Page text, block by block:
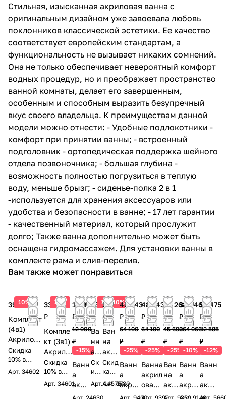
Стильная, изысканная акриловая ванна с
оригинальным дизайном уже завоевала любовь
поклонников классической эстетики. Ее качество
соответствует европейским стандартам, а
функциональность не вызывает никаких сомнений.
Она не только обеспечивает невероятный комфорт
водных процедур, но и преображает пространство
ванной комнаты, делает его завершенным,
особенным и способным выразить безупречный
вкус своего владельца. К преимуществам данной
модели можно отнести: - Удобные подлокотники -
комфорт при принятии ванны; - встроенный
подголовник - ортопедическая поддержка шейного
отдела позвоночника; - большая глубина -
возможность полностью погрузиться в теплую
воду, меньше брызг; - сиденье-полка 2 в 1
-используется для хранения аксессуаров или
удобства и безопасности в ванне; - 17 лет гарантии
- качественный материал, который прослужит
долго; Также ванна дополнительно может быть
оснащена гидромассажем. Для установки ванны в
комплекте рама и слив-перелив.
Вам также может понравиться
10%
39 000 ₽
Комплект
(4в1)
Акрилова
я ванна
TIMO
RITTA167
Скидка
10% в
подарок!
Арт. 34602
10%
33 300
₽
Компле
кт (3в1)
Акрило
вая
ванна
TIMO
Скидка
10% в
подарок
Арт. 34601
10 965
₽
12 900
₽
-15%
Ванн
а
акри
лова
10%
23 900
₽
Ва
нн
а
ак
ри
ло
Ск
идк
а
10
Арт.14576
10%
28 212
₽
Ван
на
акр
илов
ая
Alex
Скид
ка
10%
Арт.9780
48 143
₽
64 190
₽
-25%
Ванн
а
акрил
овая
48 143
₽
64 190
₽
-25%
Ванна
акрил
овая
Vagne
34 268
₽
45 690
₽
-25%
Ван
на
акр
ило
328 469
₽
364 966
₽
-10%
Ванн
а
акри
ловая
37 475
₽
42 585
₽
-12%
Ванн
а
акри
лова